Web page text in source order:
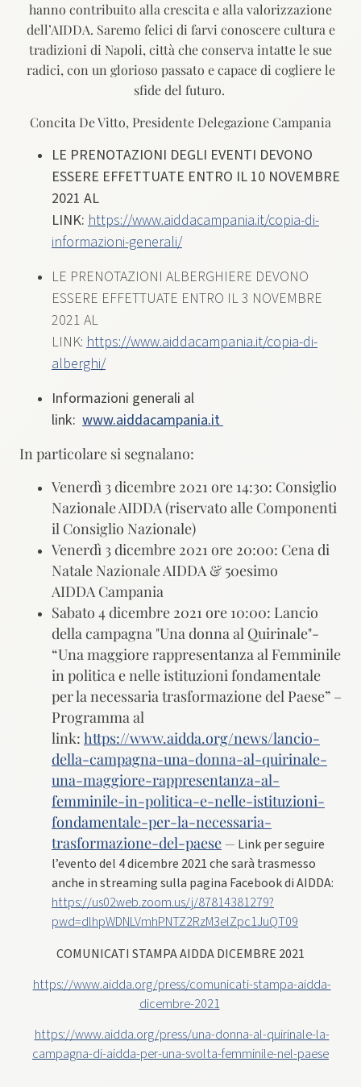
hanno contribuito alla crescita e alla valorizzazione
dell’AID​DA​. Saremo felici di farvi conoscere cultura e
tradizioni di Napoli, città che conserva intatte le sue
radici, con un glorioso passato e capace di cogliere le
sfide del futuro.​ ​
Concita De Vitto​,​ Presidente Delegazione Campania
LE PRENOTAZIONI DEGLI EVENTI DEVONO
ESSERE EFFETTUATE ENTRO IL 10 NOVEMBRE
2021 AL
LINK: https://www.aiddacampania.it/copia-di-
informazioni-generali/
LE PRENOTAZIONI ALBERGHIERE DEVONO
ESSERE EFFETTUATE ENTRO IL 3 NOVEMBRE
2021 AL
LINK: https://www.aiddacampania.it/copia-di-
alberghi/
Informazioni generali al
link: www.aiddacampania.it
​In particolare si segnalano:​
​V​enerdì 3 ​d​icembre ​2021 ore 14:30: Consiglio
Nazionale​ AIDDA​ ​(riservato alle Componenti
il Consiglio Nazionale)
Venerdì 3 dicembre 2021 ore 20:00: ​Cena di
Natale Nazionale AIDDA ​& ​50​esimo ​
AIDDA Campania
​Sabato 4 dicembre 2021 ore 10:00: Lancio
della campagna "Una donna al Quirinale"-
“Una maggiore rappresentanza al Femminile
in politica e nelle istituzioni fondamentale
per la necessaria trasformazione del Paese” –
Programma al
link: https://www.aidda.org/news/lancio-
della-campagna-una-donna-al-quirinale-
una-maggiore-rappresentanza-al-
femminile-in-politica-e-nelle-istituzioni-
fondamentale-per-la-necessaria-
trasformazione-del-paese​— Link per seguire
l’evento del 4 dicembre 2021 che sarà trasmesso
anche in streaming sulla pagina Facebook di AIDDA:
https://us02web.zoom.us/j/87814381279?
pwd=dlhpWDNLVmhPNTZ2RzM3elZpc1JuQT09
COMUNICATI STAMPA AIDDA DICEMBRE 2021
https://www.aidda.org/press/comunicati-stampa-aidda-
dicembre-2021
https://www.aidda.org/press/una-donna-al-quirinale-la-
campagna-di-aidda-per-una-svolta-femminile-nel-paese